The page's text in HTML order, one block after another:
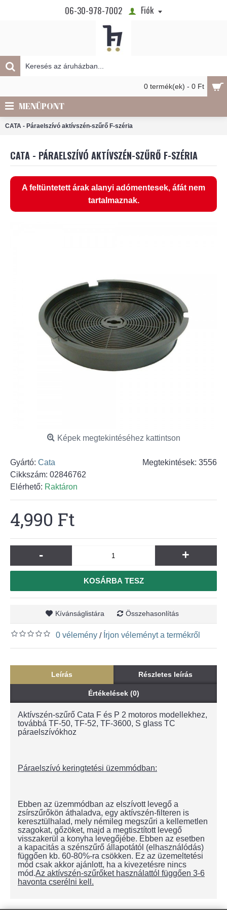
06-30-978-7002 Fiók
0 termék(ek) - 0 Ft
MENÜPONT
CATA - Páraelszívó aktívszén-szűrő F-széria
CATA - PÁRAELSZÍVÓ AKTÍVSZÉN-SZŰRŐ F-SZÉRIA
A feltüntetett árak alanyi adómentesek, áfát nem
tartalmaznak.
Képek megtekintéséhez kattintson
Megtekintések: 3556
Gyártó: Cata
Cikkszám: 02846762
Elérhető: Raktáron
4,990 Ft
- +
KOSÁRBA TESZ
Kívánságlistára Összehasonlítás
0 vélemény / Írjon véleményt a termékről
Leírás Részletes leírás
Értékelések (0)
Aktívszén-szűrő Cata F és P 2 motoros modellekhez,
továbbá TF-50, TF-52, TF-3600, S glass TC
páraelszívókhoz
Páraelszívó keringtetési üzemmódban:
Ebben az üzemmódban az elszívott levegő a
zsírszűrőkön áthaladva, egy aktívszén-filteren is
keresztülhalad, mely némileg megszűri a kellemetlen
szagokat, gőzöket, majd a megtisztított levegő
visszakerül a konyha levegőjébe. Ebben az esetben
a kapacitás a szénszűrő állapotától (elhasználódás)
függően kb. 60-80%-ra csökken. Ez az üzemeltetési
mód csak akkor ajánlott, ha a kivezetésre nincs
mód.Az aktívszén-szűrőket használattól függően 3-6
havonta cserélni kell.